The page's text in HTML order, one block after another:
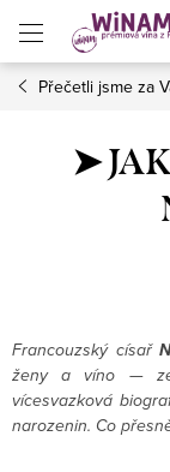
obsah
Přečetli jsme za
➤
Francouzský císař
ženy a víno —
vícesvazková
narozenin. Co